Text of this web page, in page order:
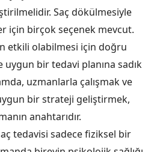
Saç dökülmesiyle
için birçok seçenek mevcut.
etkili olabilmesi için doğru
bir tedavi planına sadık
uzmanlarla çalışmak ve
bir strateji geliştirmek,
anahtarıdır.
tedavisi sadece fiziksel bir